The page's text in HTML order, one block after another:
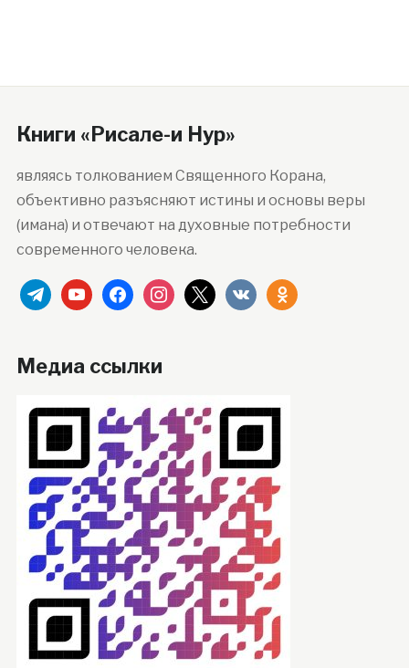
Книги «Рисале-и Нур»
являясь толкованием Священного Корана,
объективно разъясняют истины и основы веры
(имана) и отвечают на духовные потребности
современного человека.
telegramyoutubefacebookinstagram
x vkontakteodnoklassniki
Медиа ссылки